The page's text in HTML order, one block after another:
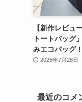
【新作レビュ
トートバッグ
みエコバッグ！
2026年7月28日
最近のコメ